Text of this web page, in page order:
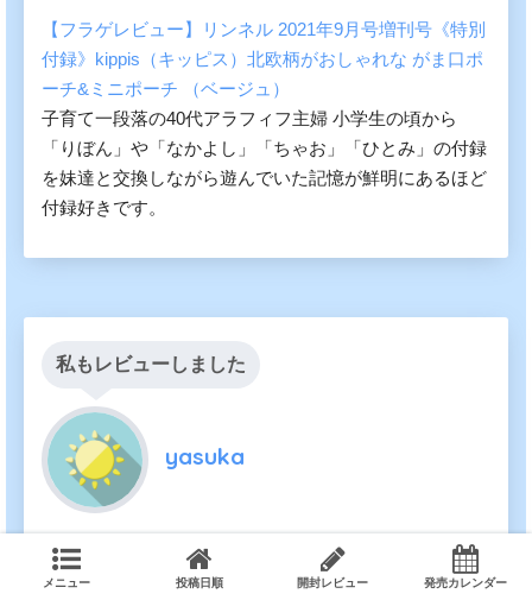
【フラゲレビュー】リンネル 2021年9月号増刊号《特別
付録》kippis（キッピス）北欧柄がおしゃれな がま口ポ
ーチ&ミニポーチ （ベージュ）
子育て一段落の40代アラフィフ主婦 小学生の頃から
「りぼん」や「なかよし」「ちゃお」「ひとみ」の付録
を妹達と交換しながら遊んでいた記憶が鮮明にあるほど
付録好きです。
私もレビューしました
yasuka
【フラゲレビュー】リンネル 2021年9月号《特別付録》
kippis （キッピス）鏡が立って使いやすい 北欧柄ドレッ
メニュー 投稿日順 開封レビュー 発売カレンダー